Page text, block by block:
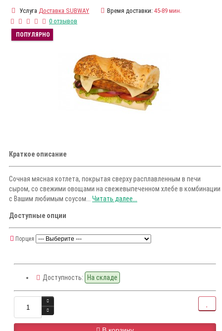
Услуга Доставка SUBWAY Время доставки: 45-89 мин.
0 отзывов
ПОПУЛЯРНО
Краткое описание
Сочная мясная котлета, покрытая сверху расплавленным в печи
сыром, со свежими овощами на свежевыпеченном хлебе в комбинации
с Вашим любимым соусом... Читать далее...
Доступные опции
Порция
Доступность: На складе